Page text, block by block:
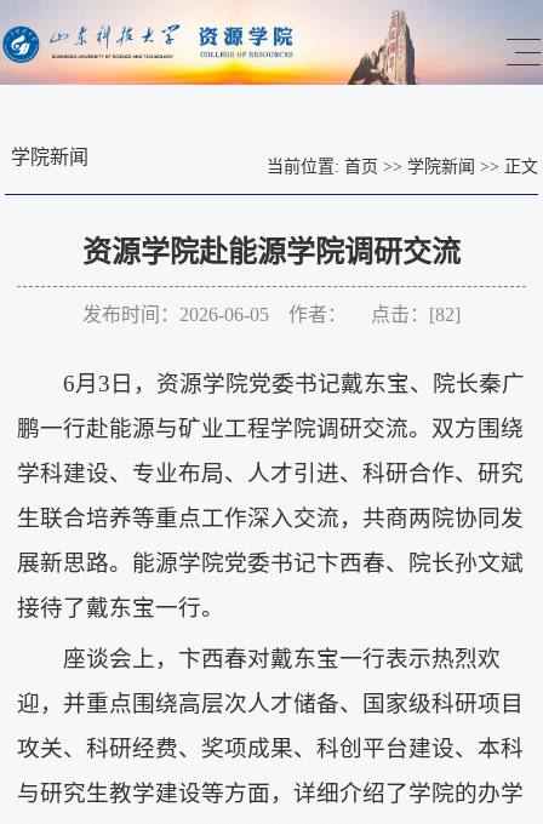
学院新闻 当前位置: 首页 >> 学院新闻 >> 正文
资源学院赴能源学院调研交流
发布时间：2026-06-05 作者： 点击：[82]
6月3日，资源学院党委书记戴东宝、院长秦广
鹏一行赴能源与矿业工程学院调研交流。双方围绕
学科建设、专业布局、人才引进、科研合作、研究
生联合培养等重点工作深入交流，共商两院协同发
展新思路。能源学院党委书记卞西春、院长孙文斌
接待了戴东宝一行。
座谈会上，卞西春对戴东宝一行表示热烈欢
迎，并重点围绕高层次人才储备、国家级科研项目
攻关、科研经费、奖项成果、科创平台建设、本科
与研究生教学建设等方面，详细介绍了学院的办学